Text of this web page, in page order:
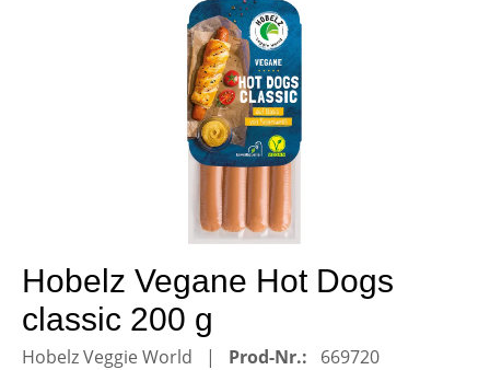
Bildergalerie überspringen
Hobelz Vegane Hot Dogs
classic 200 g
Hobelz Veggie World Prod-Nr.: 669720